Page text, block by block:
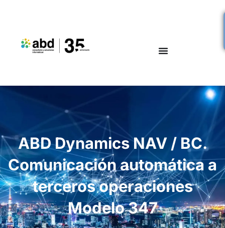
ABD Dynamics NAV / BC.
Comunicación automática a
terceros operaciones
Modelo 347